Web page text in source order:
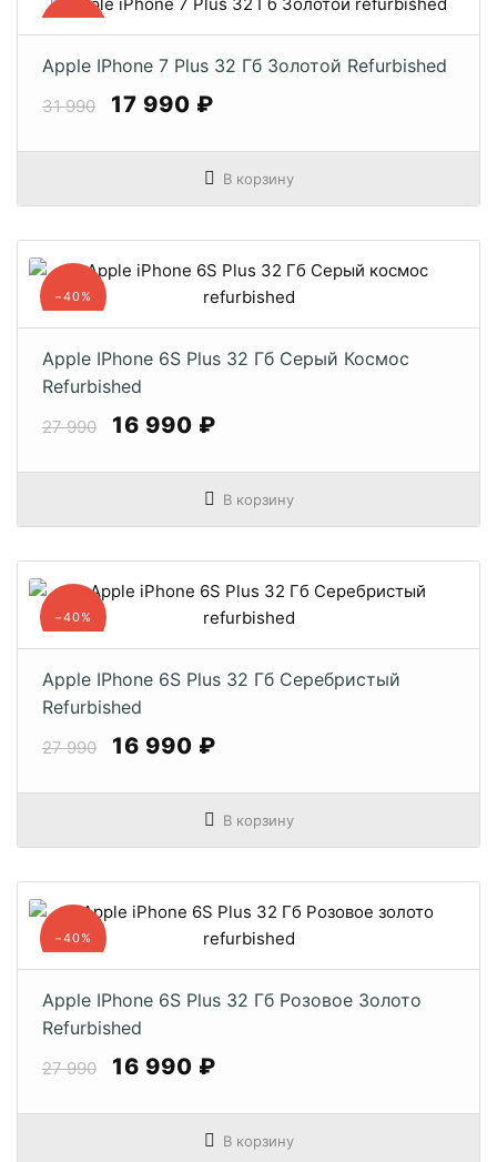
Apple IPhone 7 Plus 32 Гб Золотой Refurbished
31 990 17 990 ₽
В корзину
−40%
Apple IPhone 6S Plus 32 Гб Серый Космос
Refurbished
27 990 16 990 ₽
В корзину
−40%
Apple IPhone 6S Plus 32 Гб Серебристый
Refurbished
27 990 16 990 ₽
В корзину
−40%
Apple IPhone 6S Plus 32 Гб Розовое Золото
Refurbished
27 990 16 990 ₽
В корзину